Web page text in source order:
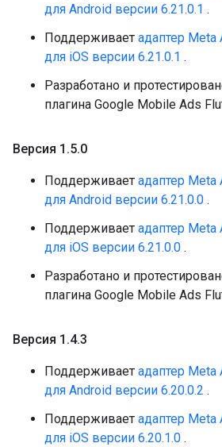
для Android версии 6.21.0.1 .
Поддерживает адаптер Meta
для iOS версии 6.21.0.1 .
Разработано и
плагина Google Mobile Ads
Версия 1 .5.0
Поддерживает адаптер Meta
для Android версии 6.21.0.0 .
Поддерживает адаптер Meta
для iOS версии 6.21.0.0 .
Разработано и
плагина Google Mobile Ads
Версия 1 .4.3
Поддерживает адаптер Meta
для Android версии 6.20.0.2 .
Поддерживает адаптер Meta
для iOS версии 6.20.1.0 .